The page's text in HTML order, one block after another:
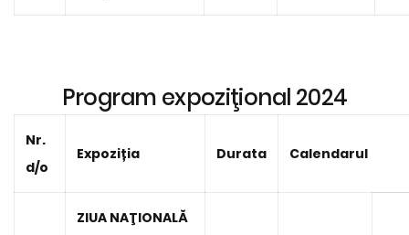
Program expoziţional 2024
Nr.
d/o
Expoziția Durata Calendarul
ZIUA NAŢIONALĂ